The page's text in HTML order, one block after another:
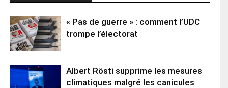
« Pas de guerre » : comment l’UDC
trompe l’électorat
Albert Rösti supprime les mesures
climatiques malgré les canicules